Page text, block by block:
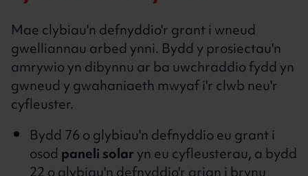
Mae clybiau'n defnyddio'r grant i wneud
gwelliannau arbed ynni. Bydd y prosiectau'n
amrywio yn dibynnu ar ba uwchraddio fydd yn
gwneud y gwahaniaeth mwyaf i'r clwb neu'r
cyfleuster.
Bydd 76 o glybiau'n defnyddio eu grant i
osodpaneli solaryn eu cyfleusterau, a bydd